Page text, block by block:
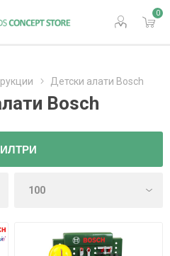
0
Детски алати Bosch
Bosch